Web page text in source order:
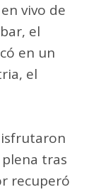
vivo de
el
en un
el
tras
recuperó